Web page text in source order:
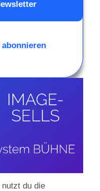
abonnieren
du die